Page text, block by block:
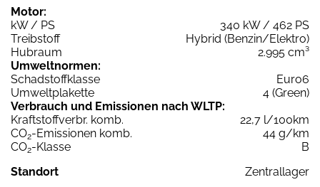
Motor:
kW / PS
340 kW / 462 PS
Treibstoff
Hybrid (Benzin/Elektro)
Hubraum
2.995 cm³
Umweltnormen:
Schadstoffklasse
Euro6
Umweltplakette
4 (Green)
Verbrauch und Emissionen nach WLTP:
Kraftstoffverbr. komb.
22,7 l/100km
CO2-Emissionen komb.
44 g/km
CO2-Klasse
B
Standort
Zentrallager